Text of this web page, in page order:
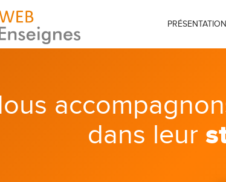
PRÉSENTATION
dans leur